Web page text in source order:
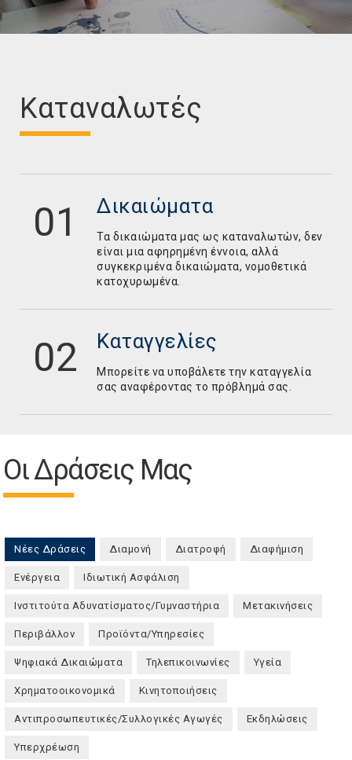
Καταναλωτές
Δικαιώματα
Τα δικαιώματα μας ως καταναλωτών, δεν
είναι μια αφηρημένη έννοια, αλλά
συγκεκριμένα δικαιώματα, νομοθετικά
κατοχυρωμένα.
Καταγγελίες
Mπορείτε να υποβάλετε την καταγγελία
σας αναφέροντας το πρόβλημά σας.
Οι Δράσεις Μας
Νέες Δράσεις (ενεργή καρτέλα)
Διαμονή Διατροφή Διαφήμιση
Ενέργεια Ιδιωτική Ασφάλιση
Ινστιτούτα Αδυνατίσματος/Γυμναστήρια Μετακινήσεις
Περιβάλλον Προϊόντα/Υπηρεσίες
Ψηφιακά Δικαιώματα Τηλεπικοινωνίες Υγεία
Χρηματοοικονομικά Κινητοποιήσεις
Αντιπροσωπευτικές/Συλλογικές Αγωγές Εκδηλώσεις
Υπερχρέωση